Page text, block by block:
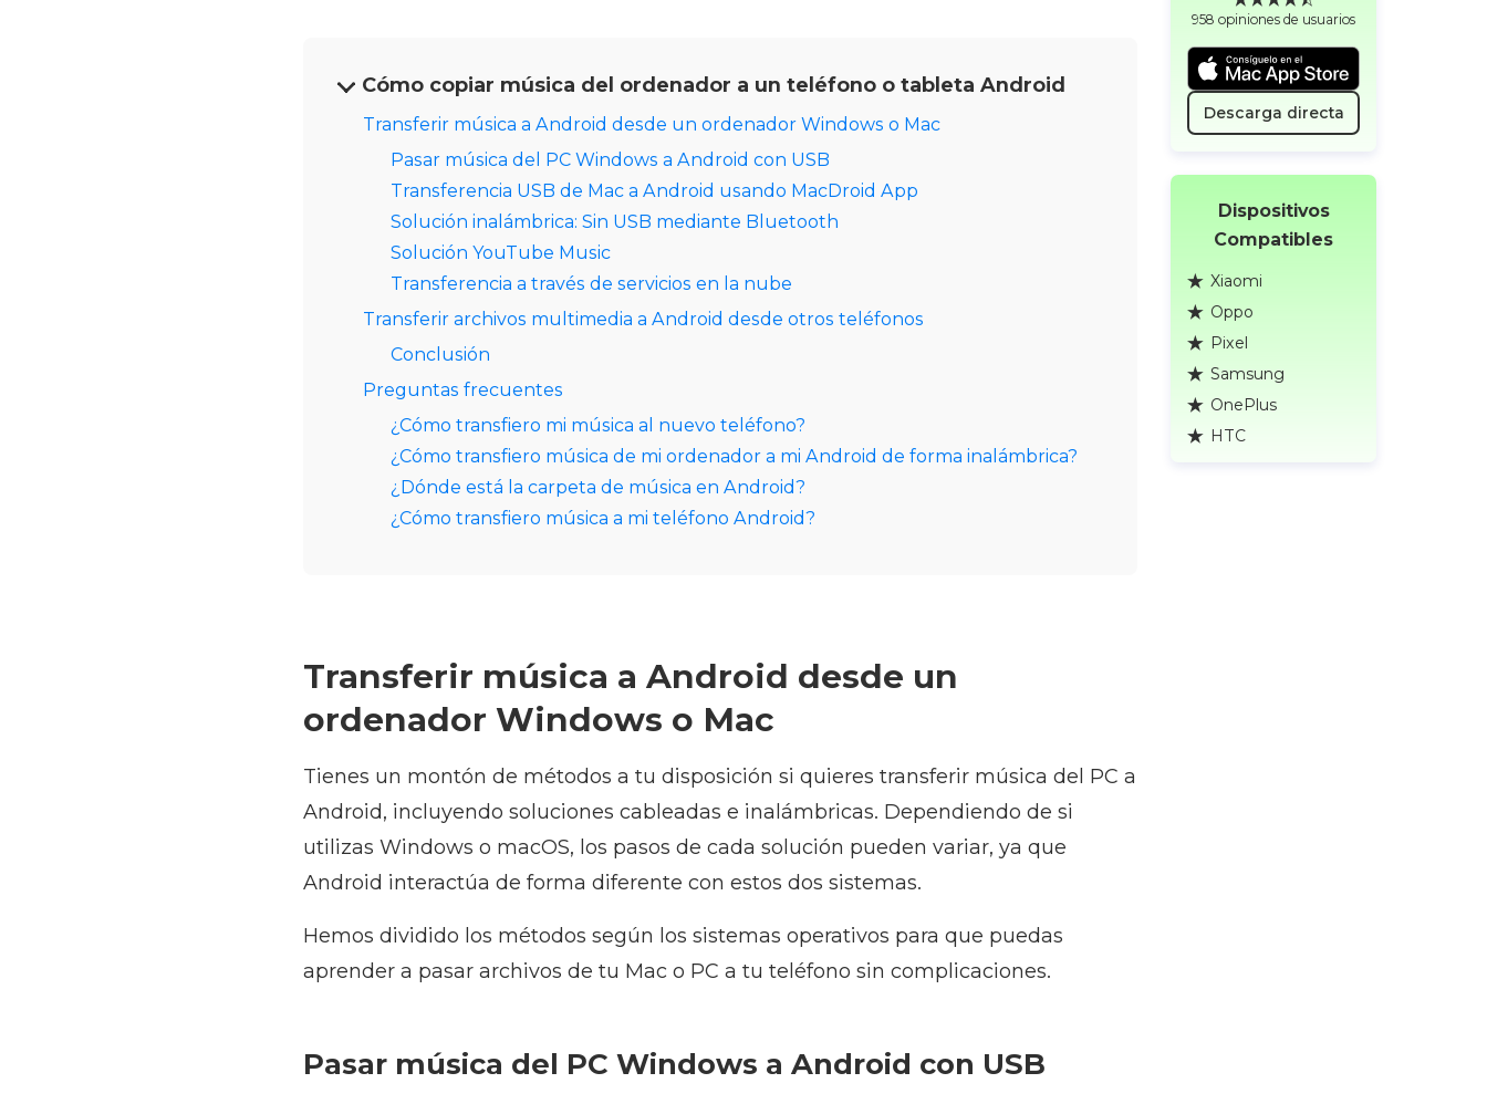
Cómo copiar música del ordenador a un teléfono o tableta Android
Transferir música a Android desde un ordenador Windows o Mac
Pasar música del PC Windows a Android con USB
Transferencia USB de Mac a Android usando MacDroid App
Solución inalámbrica: Sin USB mediante Bluetooth
Solución YouTube Music
Transferencia a través de servicios en la nube
Transferir archivos multimedia a Android desde otros teléfonos
Conclusión
Preguntas frecuentes
¿Cómo transfiero mi música al nuevo teléfono?
¿Cómo transfiero música de mi ordenador a mi Android de forma inalámbrica?
¿Dónde está la carpeta de música en Android?
¿Cómo transfiero música a mi teléfono Android?
Transferir música a Android desde un
ordenador Windows o Mac
Tienes un montón de métodos a tu disposición si quieres transferir música del PC a
Android, incluyendo soluciones cableadas e inalámbricas. Dependiendo de si
utilizas Windows o macOS, los pasos de cada solución pueden variar, ya que
Android interactúa de forma diferente con estos dos sistemas.
Hemos dividido los métodos según los sistemas operativos para que puedas
aprender a pasar archivos de tu Mac o PC a tu teléfono sin complicaciones.
Pasar música del PC Windows a Android con USB
958 opiniones de usuarios
Descarga directa
Dispositivos
Compatibles
Xiaomi
Oppo
Pixel
Samsung
OnePlus
HTC